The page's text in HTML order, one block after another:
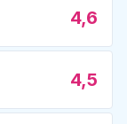
4,6
4,5